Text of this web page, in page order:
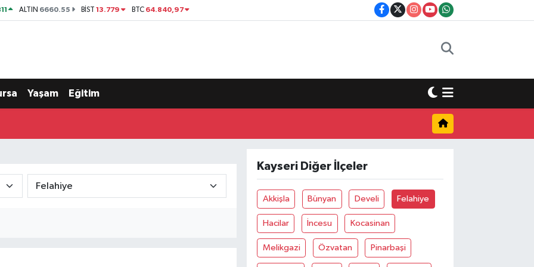
ALTIN 6660.55 BİST13.779 BTC 64.840,97
Yaşam Eğitim
Kayseri Diğer İlçeler
Akkişla Bünyan Develi Felahiye
Hacilar İncesu Kocasinan
Melikgazi Özvatan Pinarbaşi